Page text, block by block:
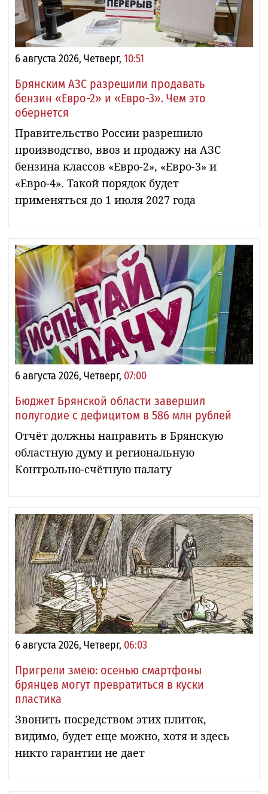
6 августа 2026, Четверг, 10:51
Брянским АЗС разрешили продавать
бензин «Евро-2» и «Евро-3». Чем это
обернется
Правительство России разрешило
производство, ввоз и продажу на АЗС
бензина классов «Евро-2», «Евро-3» и
«Евро-4». Такой порядок будет
применяться до 1 июля 2027 года
6 августа 2026, Четверг, 07:00
Бюджет Брянской области завершил
полугодие с дефицитом в 586 млн рублей
Отчёт должны направить в Брянскую
областную думу и региональную
Контрольно-счётную палату
6 августа 2026, Четверг, 06:03
Пригрели змею: осенью смартфоны
брянцев могут превратиться в куски
пластика
Звонить посредством этих плиток,
видимо, будет еще можно, хотя и здесь
никто гарантии не дает